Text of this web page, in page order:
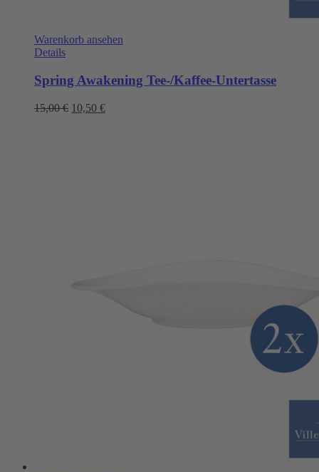
Warenkorb ansehen
Details
Spring Awakening Tee-/Kaffee-Untertasse
15,00€ Ursprünglicher
10,50 €Aktueller